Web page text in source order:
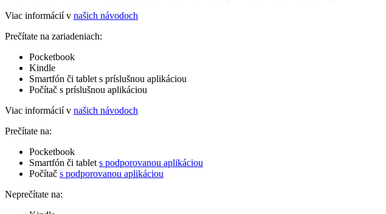
Viac informácií v našich návodoch
Prečítate na zariadeniach:
Pocketbook
Kindle
Smartfón či tablet s príslušnou aplikáciou
Počítač s príslušnou aplikáciou
Viac informácií v našich návodoch
Prečítate na:
Pocketbook
Smartfón či tablet s podporovanou aplikáciou
Počítač s podporovanou aplikáciou
Neprečítate na: